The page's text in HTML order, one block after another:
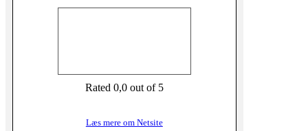
Rated 0,0 out of 5
Læs mere om Netsite